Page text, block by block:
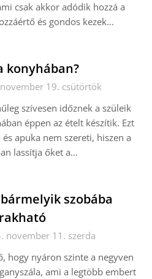
csak akkor adódik hozzá a
és gondos kezek…
konyhában?
19. csütörtök
szívesen időznek a szüleik
éppen az ételt készítik. Ezt
apuka nem szereti, hiszen a
lassítja őket a…
szobába
november 11. szerda
hogy nyáron szinte a negyven
ami a legtöbb embert